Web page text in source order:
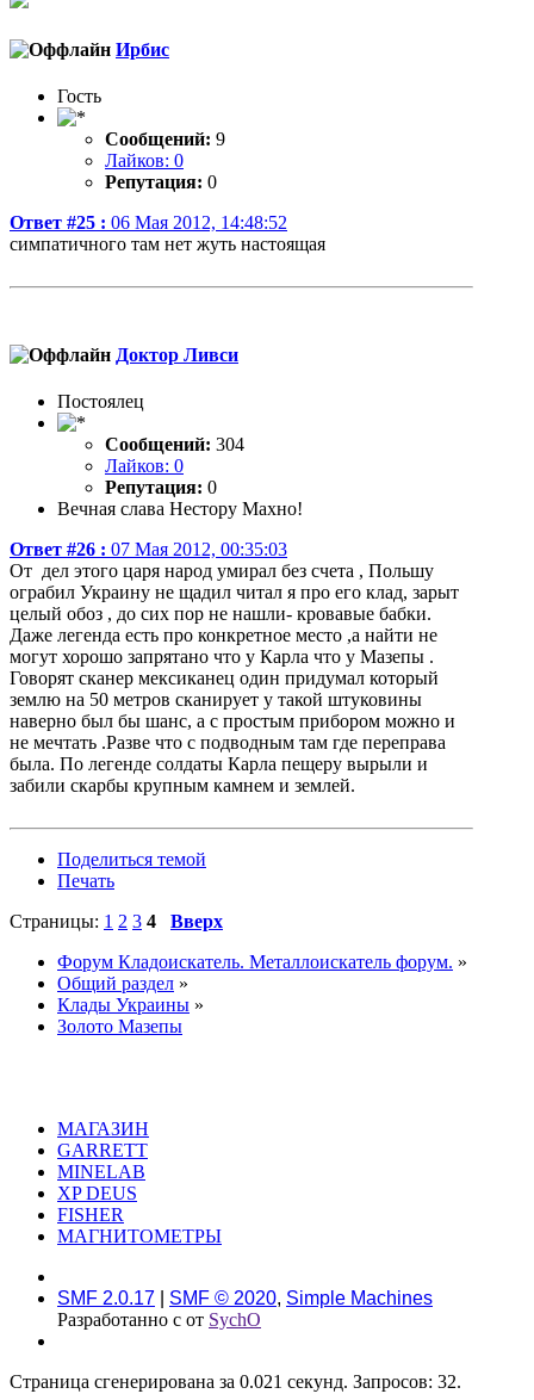
Ирбис
Гость
Сообщений: 9
Лайков: 0
Репутация: 0
Ответ #25 : 06 Мая 2012, 14:48:52
симпатичного там нет жуть настоящая
Доктор Ливси
Постоялец
Сообщений: 304
Лайков: 0
Репутация: 0
Вечная слава Нестору Махно!
Ответ #26 : 07 Мая 2012, 00:35:03
От дел этого царя народ умирал без счета , Польшу
ограбил Украину не щадил читал я про его клад, зарыт
целый обоз , до сих пор не нашли- кровавые бабки.
Даже легенда есть про конкретное место ,а найти не
могут хорошо запрятано что у Карла что у Мазепы .
Говорят сканер мексиканец один придумал который
землю на 50 метров сканирует у такой штуковины
наверно был бы шанс, а с простым прибором можно и
не мечтать .Разве что с подводным там где переправа
была. По легенде солдаты Карла пещеру вырыли и
забили скарбы крупным камнем и землей.
Поделиться темой
Печать
Страницы: 1 2 3 4
Вверх
Форум Кладоискатель. Металлоискатель форум. »
Общий раздел »
Клады Украины »
Золото Мазепы
МАГАЗИН
GARRETT
MINELAB
XP DEUS
FISHER
МАГНИТОМЕТРЫ
SMF 2.0.17 SMF © 2020, Simple Machines
Разработанно с от SychO
Страница сгенерирована за 0.021 секунд. Запросов: 32.